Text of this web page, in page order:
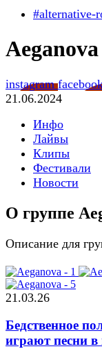
#alternative-
Aeganova
instagram
21.06.2024
Инфо
Лайвы
Клипы
Фестивали
Новости
О группе
Описание для
21.03.26
Бедственное
играют песни в